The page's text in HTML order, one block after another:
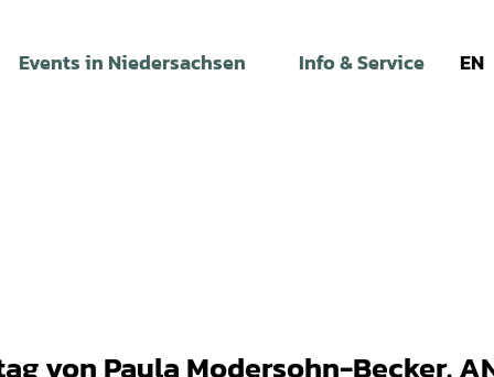
Events in Niedersachsen Info & Service EN